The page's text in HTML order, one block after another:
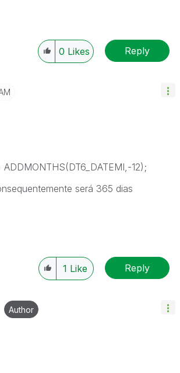
0 Likes Reply
12);
será 365 dias
1 Like Reply
Author